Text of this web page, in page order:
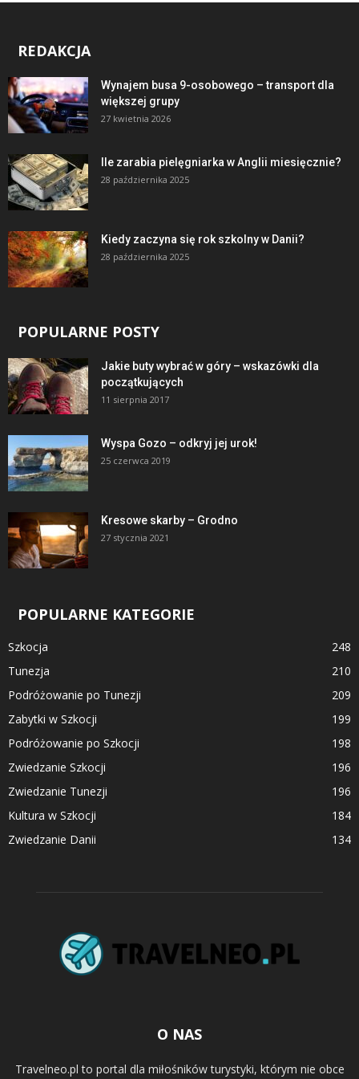
REDAKCJA
Wynajem busa 9-osobowego – transport dla
większej grupy
27 kwietnia 2026
Ile zarabia pielęgniarka w Anglii miesięcznie?
28 października 2025
Kiedy zaczyna się rok szkolny w Danii?
28 października 2025
POPULARNE POSTY
Jakie buty wybrać w góry – wskazówki dla
początkujących
11 sierpnia 2017
Wyspa Gozo – odkryj jej urok!
25 czerwca 2019
Kresowe skarby – Grodno
27 stycznia 2021
POPULARNE KATEGORIE
Szkocja
248
Tunezja
210
Podróżowanie po Tunezji
209
Zabytki w Szkocji
199
Podróżowanie po Szkocji
198
Zwiedzanie Szkocji
196
Zwiedzanie Tunezji
196
Kultura w Szkocji
184
Zwiedzanie Danii
134
O NAS
Travelneo.pl to portal dla miłośników turystyki, którym nie obce